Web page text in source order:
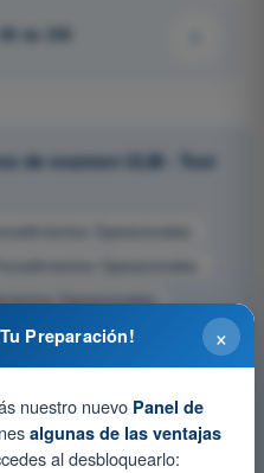
de 239
de examen ULM - Test
Operacionales
Operacionales
Operacionales
×
Preparación!
nuestro nuevo Panel de
algunas de las ventajas
al desbloquearlo: